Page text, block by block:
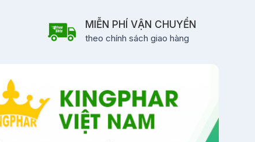
MIỄN PHÍ VẬN CHUYỂN
theo chính sách giao hàng